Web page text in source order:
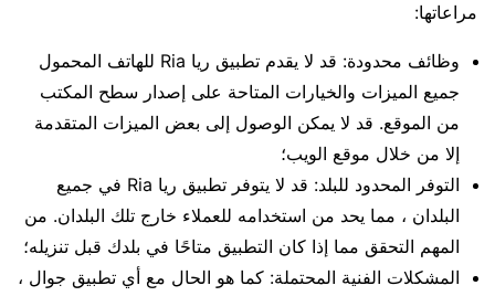
مراعاتها:
وظائف محدودة: قد لا يقدم تطبيق ريا Ria للهاتف المحمول
جميع الميزات والخيارات المتاحة على إصدار سطح المكتب
من الموقع. قد لا يمكن الوصول إلى بعض الميزات المتقدمة
إلا من خلال موقع الويب؛
التوفر المحدود للبلد: قد لا يتوفر تطبيق ريا Ria في جميع
البلدان ، مما يحد من استخدامه للعملاء خارج تلك البلدان. من
المهم التحقق مما إذا كان التطبيق متاحًا في بلدك قبل تنزيله؛
المشكلات الفنية المحتملة: كما هو الحال مع أي تطبيق جوال ،